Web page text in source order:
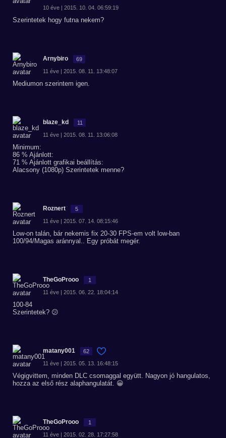
10 éve | 2015. 10. 04. 06:59:19
Szerintetek hogy futna nekem?
Arnybiro 69
11 éve | 2015. 08. 11. 13:48:07
Mediumon szerintem igen.
blaze_kd 11
11 éve | 2015. 08. 11. 13:06:08
Minimum:
86 % Ajánlott:
71 % Ajánlott grafikai beállítás:
Alacsony (1080p) Szerintetek menne?
Roznert 5
11 éve | 2015. 07. 14. 08:15:46
Low-on talán, bár nekemis fix 20-30 FPS-em volt low-ban
100/94/Magas aránnyal.. Egy próbát megér.
TheGoProoo 1
11 éve | 2015. 06. 22. 18:04:14
100-84
Szerintetek? 😕
matany001 62
11 éve | 2015. 05. 13. 16:48:15
Végigvittem, minden DLC csomaggal együtt. Nagyon jó hangulatos,
hozza az első rész alaphangulatát. 😀
TheGoProoo 1
11 éve | 2015. 02. 28. 17:27:58